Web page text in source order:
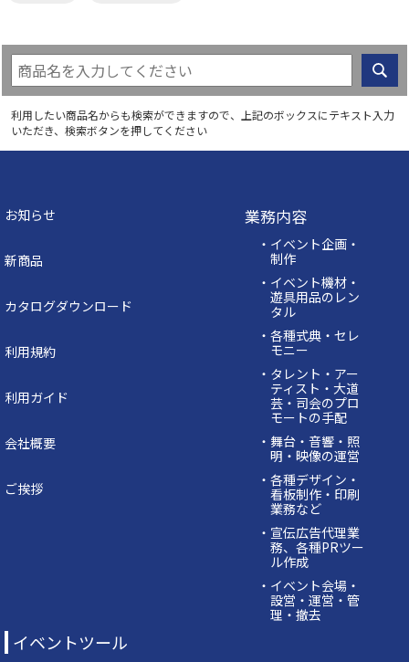
利用したい商品名からも検索ができますので、上記のボックスにテキスト入力
いただき、検索ボタンを押してください
お知らせ
新商品
カタログダウンロード
利用規約
利用ガイド
会社概要
ご挨拶
業務内容
・イベント企画・
制作
・イベント機材・
遊具用品のレン
タル
・各種式典・セレ
モニー
・タレント・アー
ティスト・大道
芸・司会のプロ
モートの手配
・舞台・音響・照
明・映像の運営
・各種デザイン・
看板制作・印刷
業務など
・宣伝広告代理業
務、各種PRツー
ル作成
・イベント会場・
設営・運営・管
理・撤去
イベントツール